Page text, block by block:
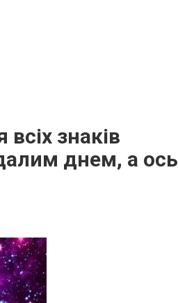
знаків
днем, а oсь